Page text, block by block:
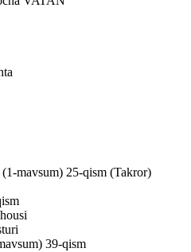
mavsum) 25-qism (Takror)
39-qism